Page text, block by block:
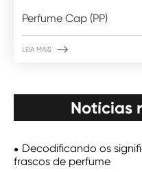
Perfume Cap (PP)
LEIA MAIS 
Notícias
Decodificando os
frascos de perfume